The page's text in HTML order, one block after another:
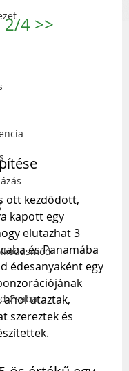
Csaba
2/4 >>
ott kezdődött,
kapott egy
elutazhat 3
és Panamába
édesanyaként egy
utaztak,
szereztek és